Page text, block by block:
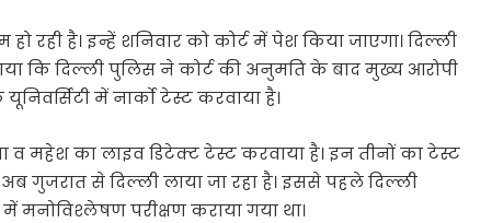
रही है। इन्हें शनिवार को कोर्ट में पेश किया जाएगा। दिल्ली
कि दिल्ली पुलिस ने कोर्ट की अनुमति के बाद मुख्य आरोपी
में नार्को टेस्ट करवाया है।
महेश का लाइव डिटेक्ट टेस्ट करवाया है। इन तीनों का टेस्ट
गुजरात से दिल्ली लाया जा रहा है। इससे पहले दिल्ली
मनोविश्लेषण परीक्षण कराया गया था।